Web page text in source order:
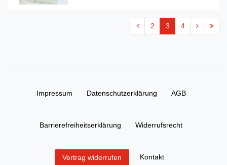
2 3 4
Impressum Daten­schutz­erklärung AGB
Barrierefreiheitserklärung Widerrufs­recht
Vertrag widerrufen Kontakt